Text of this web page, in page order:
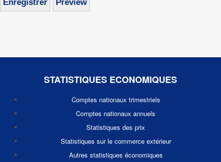
STATISTIQUES ECONOMIQUES
Comptes nationaux trimestriels
Comptes nationaux annuels
Statistiques des prix
Statistiques sur le commerce extérieur
Autres statistiques économiques